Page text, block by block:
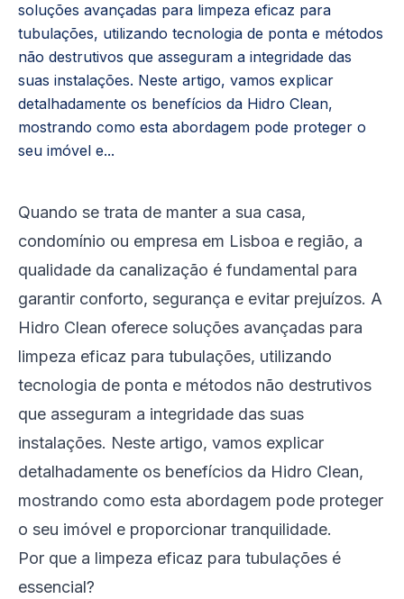
soluções avançadas para limpeza eficaz para
tubulações, utilizando tecnologia de ponta e métodos
não destrutivos que asseguram a integridade das
suas instalações. Neste artigo, vamos explicar
detalhadamente os benefícios da Hidro Clean,
mostrando como esta abordagem pode proteger o
seu imóvel e...
Quando se trata de manter a sua casa,
condomínio ou empresa em Lisboa e região, a
qualidade da canalização é fundamental para
garantir conforto, segurança e evitar prejuízos. A
Hidro Clean oferece soluções avançadas para
limpeza eficaz para tubulações, utilizando
tecnologia de ponta e métodos não destrutivos
que asseguram a integridade das suas
instalações. Neste artigo, vamos explicar
detalhadamente os benefícios da Hidro Clean,
mostrando como esta abordagem pode proteger
o seu imóvel e proporcionar tranquilidade.
Por que a limpeza eficaz para tubulações é
essencial?